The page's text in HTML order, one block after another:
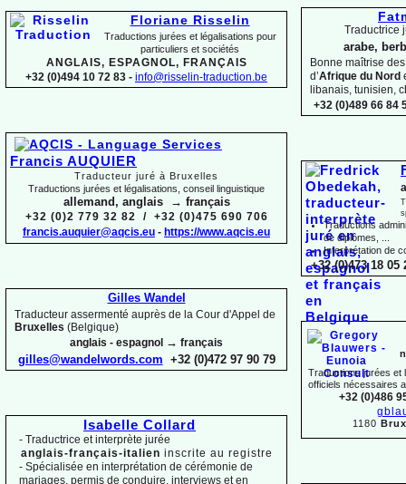
Traductrice
arabe,
Bonne maîtrise
d’Afrique du Nord
libanais, tunisien,
+32 (0)489 66 84
Traductions
de diplômes, ...
Interprétation de
+32 (0)473 18 05
Traductions jurées et
officiels nécessaires
+32 (0)486
1180
Floriane Risselin
Traductions jurées et légalisations pour
particuliers et sociétés
ANGLAIS, ESPAGNOL, FRANÇAIS
+32 (0)494 10 72 83 - info@risselin-traduction.be
Francis AUQUIER
Traducteur juré à Bruxelles
Traductions jurées et légalisations, conseil linguistique
allemand, anglais → français
+32 (0)2 779 32 82 / +32 (0)475 690 706
francis.auquier@aqcis.eu - https://www.aqcis.eu
Gilles Wandel
Traducteur assermenté auprès de la Cour d'Appel de
Bruxelles (Belgique)
anglais - espagnol → français
gilles@wandelwords.com +32 (0)472 97 90 79
Isabelle Collard
- Traductrice et interprète jurée
anglais-français-italien inscrite au registre
- Spécialisée en interprétation de cérémonie de
mariages, permis de conduire, interviews et en